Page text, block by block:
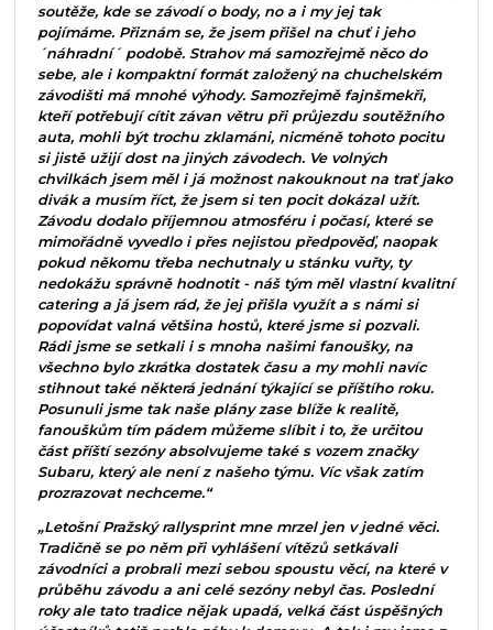
soutěže, kde se závodí o body, no a i my jej tak
pojímáme. Přiznám se, že jsem přišel na chuť i jeho
´náhradní´ podobě. Strahov má samozřejmě něco do
sebe, ale i kompaktní formát založený na chuchelském
závodišti má mnohé výhody. Samozřejmě fajnšmekři,
kteří potřebují cítit závan větru při průjezdu soutěžního
auta, mohli být trochu zklamáni, nicméně tohoto pocitu
si jistě užijí dost na jiných závodech. Ve volných
chvilkách jsem měl i já možnost nakouknout na trať jako
divák a musím říct, že jsem si ten pocit dokázal užít.
Závodu dodalo příjemnou atmosféru i počasí, které se
mimořádně vyvedlo i přes nejistou předpověď, naopak
pokud někomu třeba nechutnaly u stánku vuřty, ty
nedokážu správně hodnotit - náš tým měl vlastní kvalitní
catering a já jsem rád, že jej přišla využít a s námi si
popovídat valná většina hostů, které jsme si pozvali.
Rádi jsme se setkali i s mnoha našimi fanoušky, na
všechno bylo zkrátka dostatek času a my mohli navíc
stihnout také některá jednání týkající se příštího roku.
Posunuli jsme tak naše plány zase blíže k realitě,
fanouškům tím pádem můžeme slíbit i to, že určitou
část příští sezóny absolvujeme také s vozem značky
Subaru, který ale není z našeho týmu. Víc však zatím
prozrazovat nechceme.“
„Letošní Pražský rallysprint mne mrzel jen v jedné věci.
Tradičně se po něm při vyhlášení vítězů setkávali
závodníci a probrali mezi sebou spoustu věcí, na které v
průběhu závodu a ani celé sezóny nebyl čas. Poslední
roky ale tato tradice nějak upadá, velká část úspěšných